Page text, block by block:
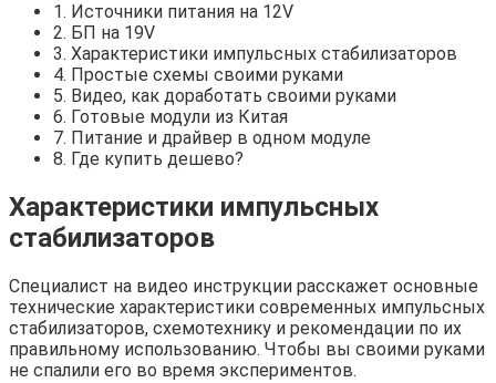
1. Источники питания на 12V
2. БП на 19V
3. Характеристики импульсных стабилизаторов
4. Простые схемы своими руками
5. Видео, как доработать своими руками
6. Готовые модули из Китая
7. Питание и драйвер в одном модуле
8. Где купить дешево?
Характеристики импульсных
стабилизаторов
Специалист на видео инструкции расскажет основные
технические характеристики современных импульсных
стабилизаторов, схемотехнику и рекомендации по их
правильному использованию. Чтобы вы своими руками
не спалили его во время экспериментов.